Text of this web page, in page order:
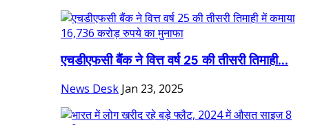
एचडीएफसी बैंक ने वित्त वर्ष 25 की तीसरी तिमाही...
News Desk Jan 23, 2025